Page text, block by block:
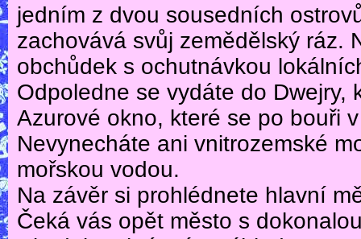
jedním z dvou sousedních
zachovává svůj zemědělský ráz.
obchůdek s ochutnávkou
Odpoledne se vydáte do Dwejry,
Azurové okno, které se po bouři
Nevynecháte ani vnitrozemské
mořskou vodou.
Na závěr si prohlédnete hlavní
Čeká vás opět město s